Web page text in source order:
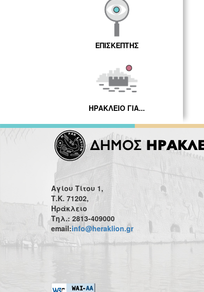
ΕΠΙΣΚΕΠΤΗΣ
ΗΡΑΚΛΕΙΟ ΓΙΑ...
Αγίου Τίτου 1,
Τ.Κ. 71202,
Ηράκλειο
Τηλ.: 2813-409000
email:info@heraklion.gr